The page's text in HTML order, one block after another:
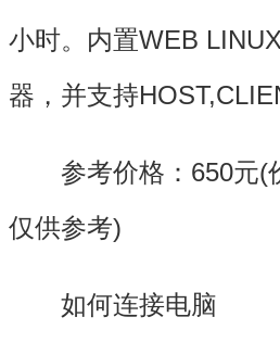
小时。内置WEB
器，并支持
参考价格：650元(
仅供参考)
如何连接电脑